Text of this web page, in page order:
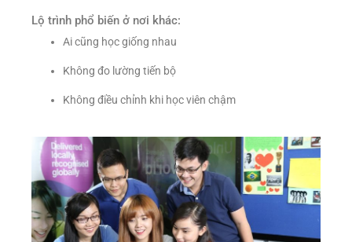
Lộ trình phổ biến ở nơi khác:
Ai cũng học giống nhau
Không đo lường tiến bộ
Không điều chỉnh khi học viên chậm